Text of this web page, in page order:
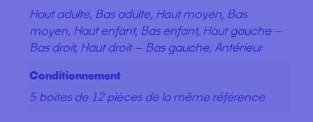
Haut adulte, Bas adulte, Haut moyen, Bas
moyen, Haut enfant, Bas enfant, Haut gauche –
Bas droit, Haut droit – Bas gauche, Antérieur
Conditionnement
5 boites de 12 pièces de la même référence